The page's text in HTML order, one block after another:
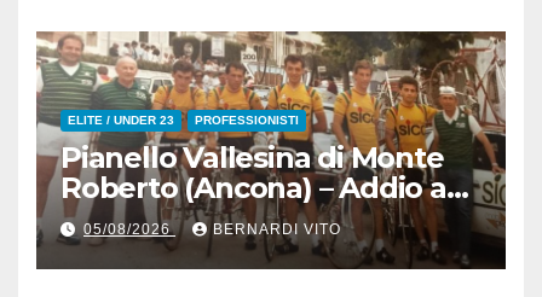
ELITE / UNDER 23 PROFESSIONISTI
Pianello Vallesina di Monte
Roberto (Ancona) – Addio ad
Alderino Bartoloni, Direttore
Sportivo rigorosamente
Gentile
05/08/2026 BERNARDI VITO